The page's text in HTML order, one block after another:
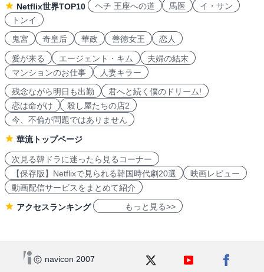
Netflix世界TOP10
ヘチ 王座への道 馬医
イ・サン
トンイ
鬼宮
奇皇后 華政 善徳女王 恋人
愛が来る エージェント・キム
夫婦の結末
マンションのお仕事
人妻キラー
残念ながら明日も出勤
君へと続く僕のドリーム!
恋は命がけ
殺し屋たちの店2
今、不倫が問題ではありません
華流トップページ
次見る韓ドラに迷ったら見るコーナー
【保存版】Netflixで見られる韓国時代劇20選
映画レビュー
動画配信サービスをまとめて紹介
アクセスランキング もっと見る>>
navicon 2007